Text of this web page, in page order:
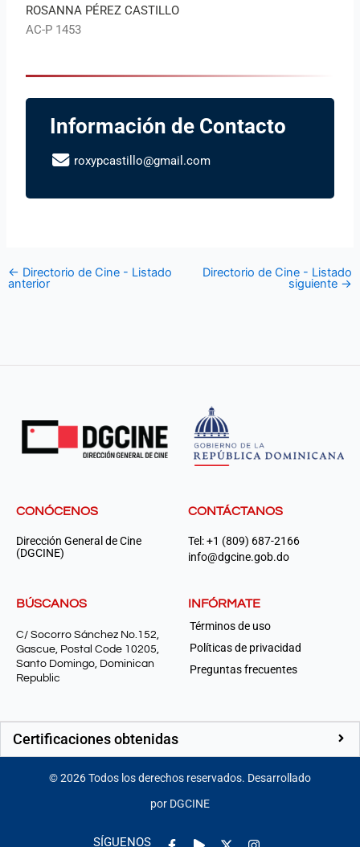
ROSANNA PÉREZ CASTILLO
AC-P 1453
Información de Contacto
roxypcastillo@gmail.com
← Directorio de Cine - Listado
anterior
Directorio de Cine - Listado
siguiente →
CONÓCENOS
Dirección General de Cine
(DGCINE)
CONTÁCTANOS
Tel: +1 (809) 687-2166
info@dgcine.gob.do
BÚSCANOS
C/ Socorro Sánchez No.152,
Gascue, Postal Code 10205,
Santo Domingo, Dominican
Republic
INFÓRMATE
Términos de uso
Políticas de privacidad
Preguntas frecuentes
Certificaciones obtenidas
©2026Todos los derechos reservados. Desarrollado
por DGCINE
SÍGUENOS
Facebook-
Play Instagram